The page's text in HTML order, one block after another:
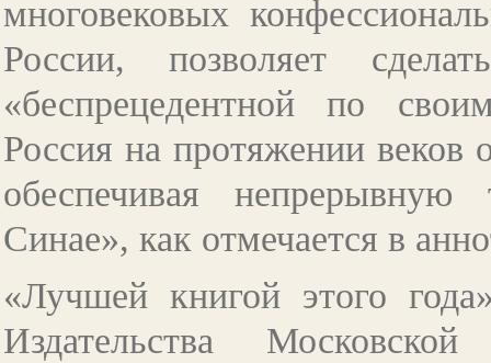
многовековых
России, позволяет
«беспрецедентной по
Россия на протяжении веков
обеспечивая
Синае», как отмечается в
«Лучшей книгой этого
Издательства